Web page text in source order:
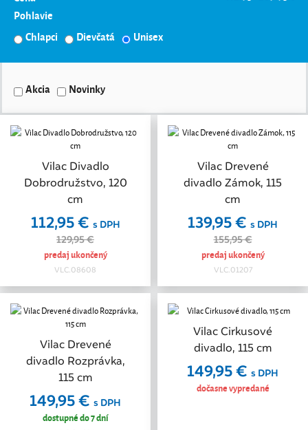
Pohlavie
Chlapci
Dievčatá Unisex
Akcia Novinky
Vilac Divadlo
Dobrodružstvo, 120
cm
112,95 € s DPH
129,95 €
predaj ukončený
VLC.08608
Vilac Drevené
divadlo Zámok, 115
cm
139,95 € s DPH
155,95 €
predaj ukončený
VLC.01207
Vilac Drevené
divadlo Rozprávka,
115 cm
149,95 € s DPH
dostupné do 7 dní
Vilac Cirkusové
divadlo, 115 cm
149,95 € s DPH
dočasne vypredané